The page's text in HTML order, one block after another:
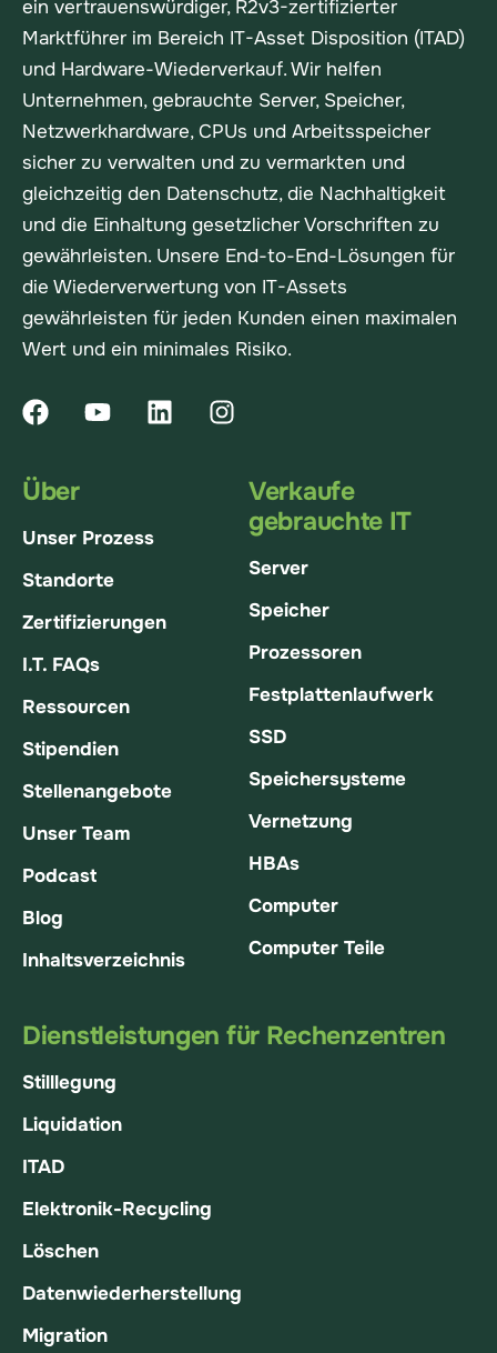
ein vertrauenswürdiger, R2v3-zertifizierter
Marktführer im Bereich IT-Asset Disposition (ITAD)
und Hardware-Wiederverkauf. Wir helfen
Unternehmen, gebrauchte Server, Speicher,
Netzwerkhardware, CPUs und Arbeitsspeicher
sicher zu verwalten und zu vermarkten und
gleichzeitig den Datenschutz, die Nachhaltigkeit
und die Einhaltung gesetzlicher Vorschriften zu
gewährleisten. Unsere End-to-End-Lösungen für
die Wiederverwertung von IT-Assets
gewährleisten für jeden Kunden einen maximalen
Wert und ein minimales Risiko.
Über
Unser Prozess
Standorte
Zertifizierungen
I.T. FAQs
Ressourcen
Stipendien
Stellenangebote
Unser Team
Podcast
Blog
Inhaltsverzeichnis
Verkaufe
gebrauchte IT
Server
Speicher
Prozessoren
Festplattenlaufwerk
SSD
Speichersysteme
Vernetzung
HBAs
Computer
Computer Teile
Dienstleistungen für Rechenzentren
Stilllegung
Liquidation
ITAD
Elektronik-Recycling
Löschen
Datenwiederherstellung
Migration